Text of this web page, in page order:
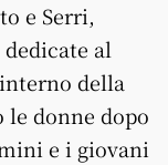
e Serri,
al
della
donne dopo
e i giovani